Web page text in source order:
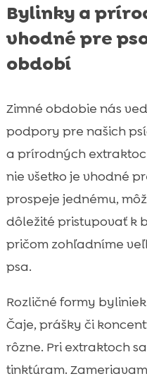
Bylinky a
vhodné pre
období
Zimné obdobie nás
podpory pre našich
a prírodných
nie všetko je vhodné
prospeje jednému,
dôležité pristupovať k
pričom zohľadníme
psa.
Rozličné formy
Čaje, prášky či
rôzne. Pri extraktoch
tinktúram.